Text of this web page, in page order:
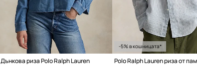
Дънкова риза Polo Ralph Lauren
-5% в кошницата*